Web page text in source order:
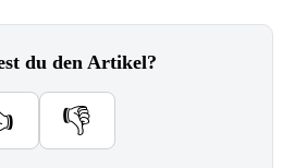
du den Artikel?
👎